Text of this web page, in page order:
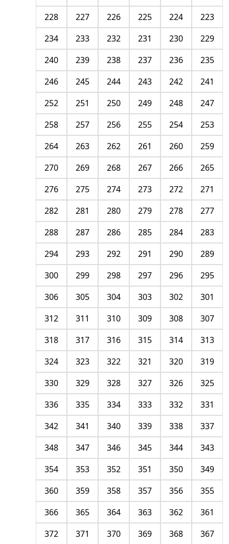
223
224
225
226
227
228
229
230
231
232
233
234
235
236
237
238
239
240
241
242
243
244
245
246
247
248
249
250
251
252
253
254
255
256
257
258
259
260
261
262
263
264
265
266
267
268
269
270
271
272
273
274
275
276
277
278
279
280
281
282
283
284
285
286
287
288
289
290
291
292
293
294
295
296
297
298
299
300
301
302
303
304
305
306
307
308
309
310
311
312
313
314
315
316
317
318
319
320
321
322
323
324
325
326
327
328
329
330
331
332
333
334
335
336
337
338
339
340
341
342
343
344
345
346
347
348
349
350
351
352
353
354
355
356
357
358
359
360
361
362
363
364
365
366
367
368
369
370
371
372